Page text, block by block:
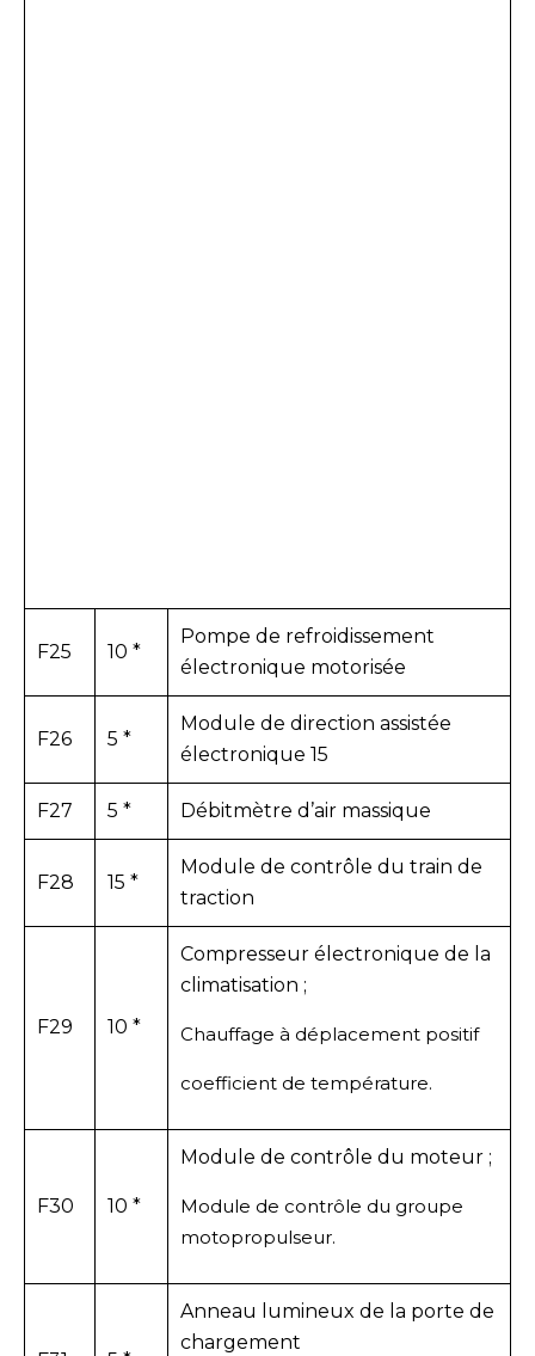
F25 10 *
Pompe de refroidissement
électronique motorisée
F26 5 *
Module de direction assistée
électronique 15
F27 5 * Débitmètre d’air massique
F28 15 *
Module de contrôle du train de
traction
F29 10 *
Compresseur électronique de la
climatisation ;
Chauffage à déplacement positif
coefficient de température.
F30 10 *
Module de contrôle du moteur ;
Module de contrôle du groupe
motopropulseur.
Anneau lumineux de la porte de
chargement